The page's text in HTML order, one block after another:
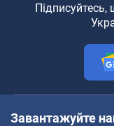
Підписуйтесь,
Завантажуйте